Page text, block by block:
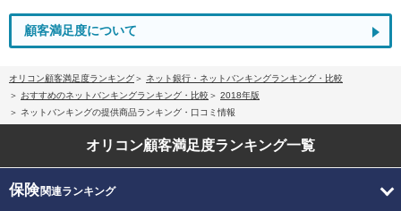
顧客満足度について
オリコン顧客満足度ランキング
ネット銀行・ネットバンキングランキング・比較
おすすめのネットバンキングランキング・比較
2018年版
ネットバンキングの提供商品ランキング・口コミ情報
オリコン顧客満足度ランキング一覧
保険関連ランキング